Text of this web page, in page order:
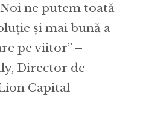
ne putem toată
și mai bună a
pe viitor” –
Director de
Capital